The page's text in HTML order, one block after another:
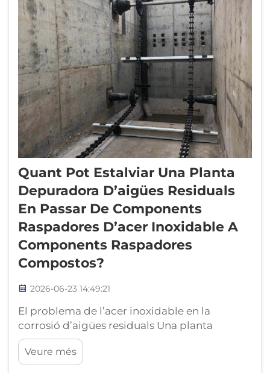
Quant Pot Estalviar Una Planta
Depuradora D’aigües Residuals
En Passar De Components
Raspadores D’acer Inoxidable A
Components Raspadores
Compostos?
2026-06-23 14:49:21
El problema de l’acer inoxidable en la
corrosió d’aigües residuals Una planta
depuradora d’aigües residuals que gestiona
50.000 metres cúbics diaris d’aigües
residuals municipals opera en un entorn
Veure més